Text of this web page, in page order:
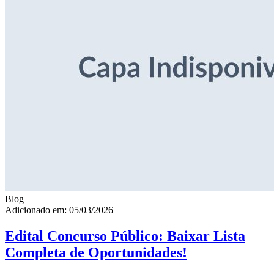
Blog
Adicionado em: 05/03/2026
Edital Concurso Público: Baixar Lista
Completa de Oportunidades!